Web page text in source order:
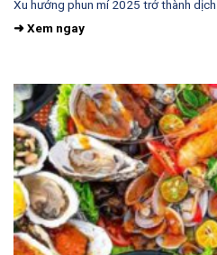
Xu hướng phun mí 2025 trở thành